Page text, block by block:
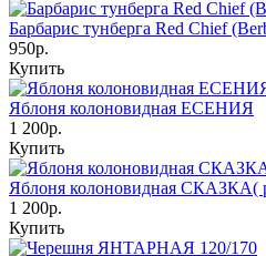
Барбарис тунберга Red Chief
950р.
Купить
Яблоня колоновидная ЕСЕНИЯ
1 200р.
Купить
Яблоня колоновидная СКАЗКА(
1 200р.
Купить